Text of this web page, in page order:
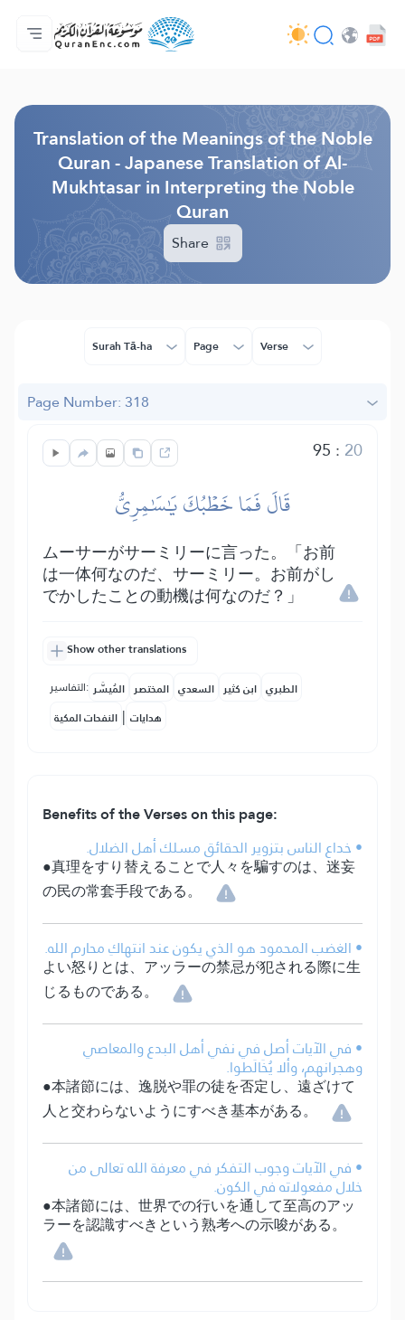
Home
Index of Translations
Audio
Developers' Services - API
About
Contact Us
Language
Translation of the Meanings of the Noble
Quran - Japanese Translation of Al-
Mukhtasar in Interpreting the Noble
Quran
Share
Surah Tā-ha Page Verse
Page Number: 318
95 : 20
قَالَ فَمَا خَطۡبُكَ يَٰسَٰمِرِيُّ
ムーサーがサーミリーに言った。「お前
は一体何なのだ、サーミリー。お前がし
でかしたことの動機は何なのだ？」
Show other translations
التفاسير: المُيسَّر المختصر السعدي ابن كثير الطبري
النفحات المكية | هدايات
Benefits of the Verses on this page:
• خداع الناس بتزوير الحقائق مسلك أهل الضلال.
●真理をすり替えることで人々を騙すのは、迷妄
の民の常套手段である。
• الغضب المحمود هو الذي يكون عند انتهاكِ محارم الله.
よい怒りとは、アッラーの禁忌が犯される際に生
じるものである。
• في الآيات أصل في نفي أهل البدع والمعاصي
وهجرانهم، وألا يُخَالَطوا.
●本諸節には、逸脱や罪の徒を否定し、遠ざけて
人と交わらないようにすべき基本がある。
• في الآيات وجوب التفكر في معرفة الله تعالى من
خلال مفعولاته في الكون.
●本諸節には、世界での行いを通して至高のアッ
ラーを認識すべきという熟考への示唆がある。